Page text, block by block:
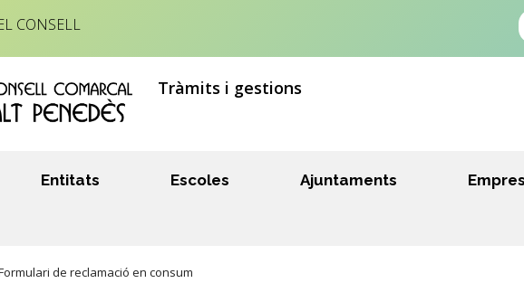
CONSELL
Tràmits i gestions
Entitats Escoles Ajuntaments
de reclamació en consum